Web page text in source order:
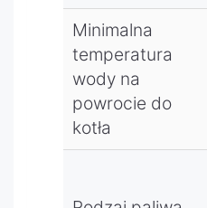
owy,
czujnik
temperat
ury z
regulacją,
zestaw
sondy
Minimalna
temperatura
wody na
powrocie do
kotła